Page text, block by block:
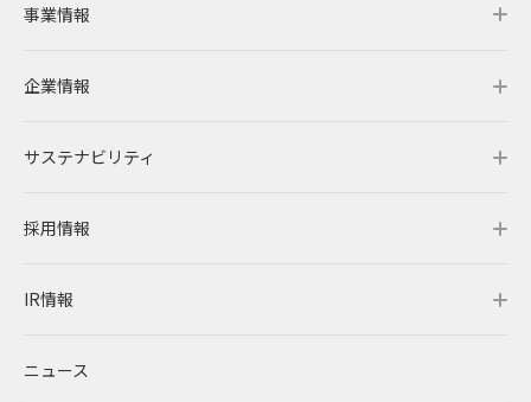
事業情報
事業情報トップ
事業概要
レノバの強み
発電所・蓄電所一覧
コーポレートPPA
企業情報
企業情報トップ
会社概要・アクセス
CEOメッセージ
企業理念
サステナビリティ
サステナビリティトップ
理念・ポリシー
環境
採用情報
採用情報トップ
RENOVAを知る
IR情報
IR情報トップ
ニュース